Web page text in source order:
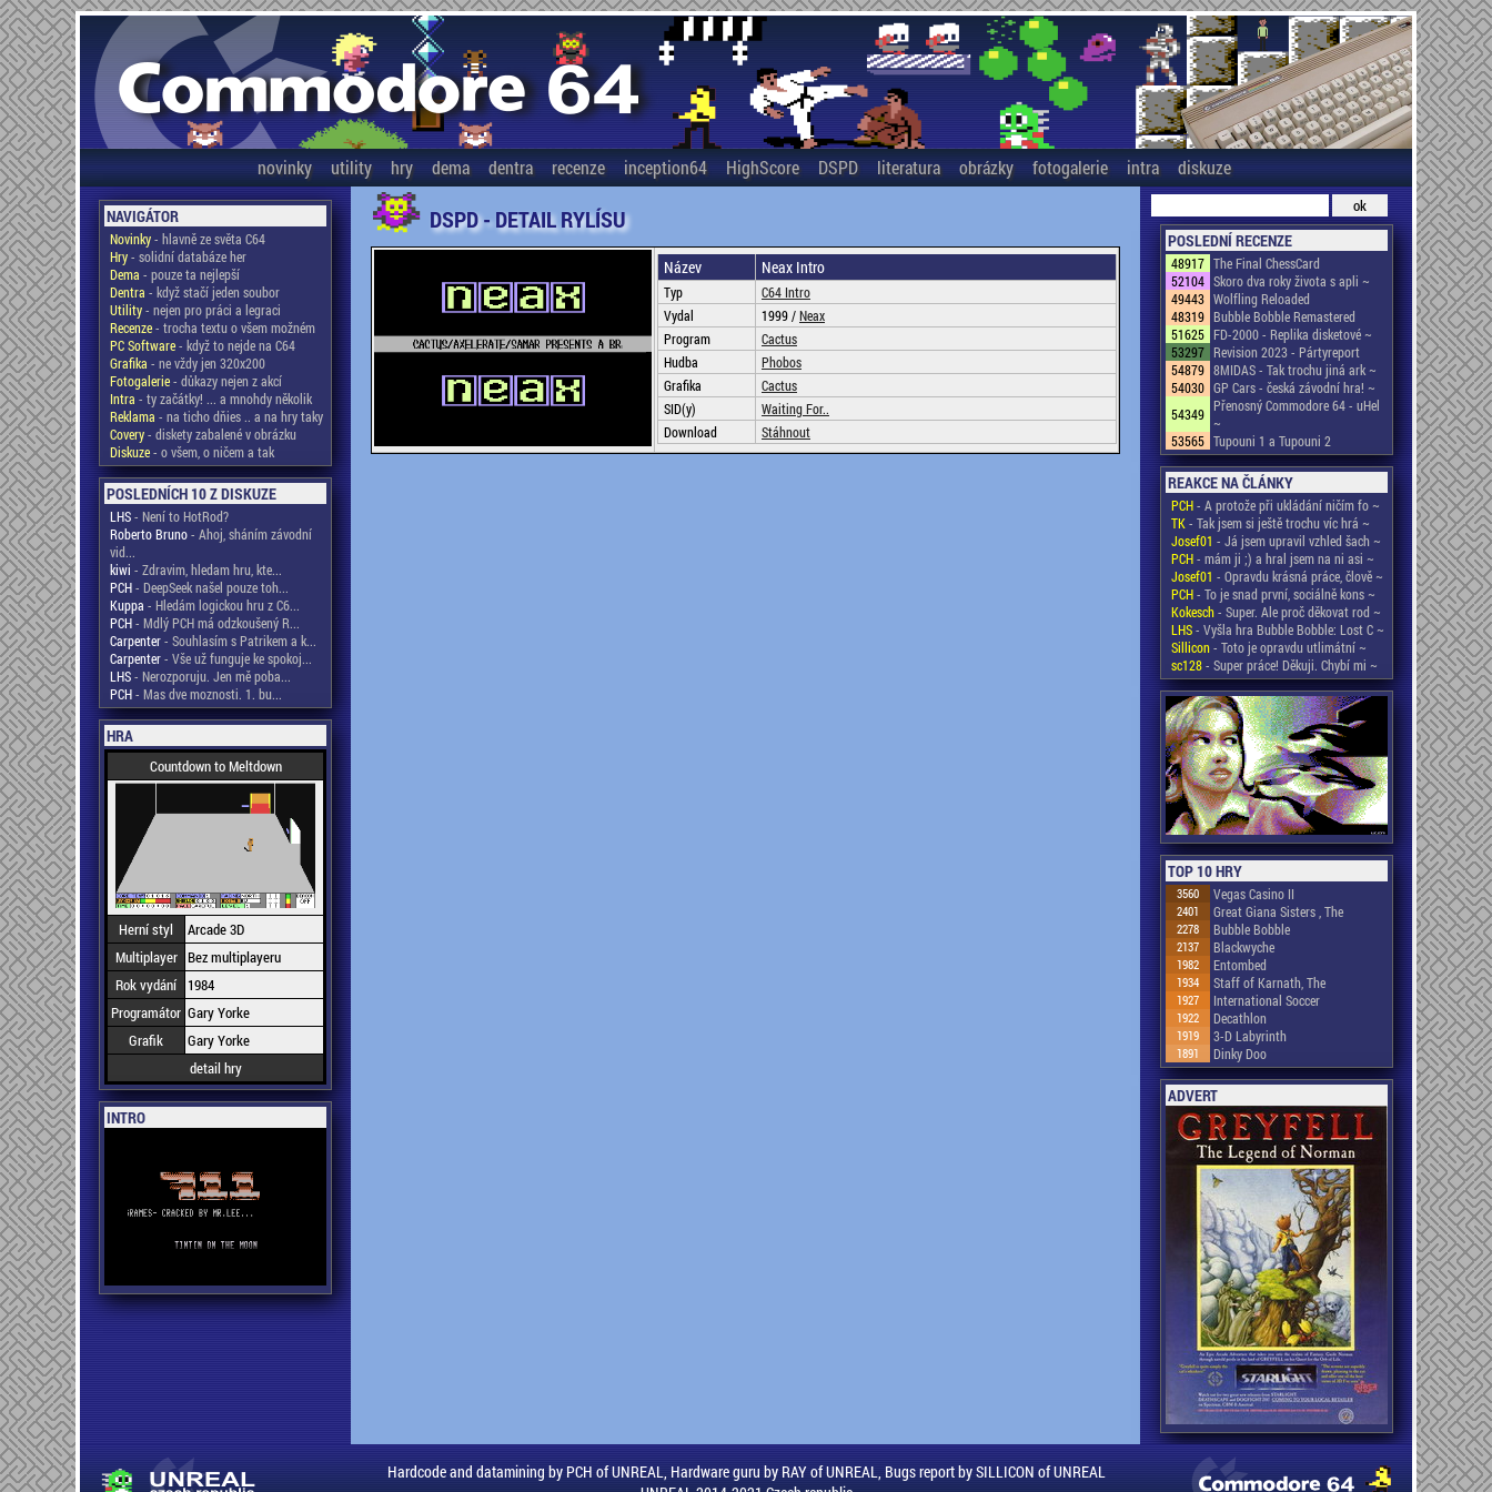
novinky utility hry dema dentra recenze inception64 HighScore DSPD literatura obrázky fotogalerie intra diskuze
NAVIGÁTOR
Novinky- hlavně ze světa C64
Hry- solidní databáze her
Dema - pouze ta nejlepší
Dentra - když stačí jeden soubor
Utility- nejen pro práci a legraci
Recenze- trocha textu o všem možném
PC Software- když to nejde na C64
Grafika - ne vždy jen 320x200
Fotogalerie- důkazy nejen z akcí
Intra - ty začátky! ... a mnohdy několik
Reklama - na ticho dňies .. a na hry taky
Covery- diskety zabalené v obrázku
Diskuze- o všem, o ničem a tak
POSLEDNÍCH 10 Z DISKUZE
LHS- Není to HotRod?
Roberto Bruno- Ahoj, sháním závodní
vid...
kiwi - Zdravim, hledam hru, kte...
PCH- DeepSeek našel pouze toh...
Kuppa - Hledám logickou hru z C6...
PCH- Mdlý PCH má odzkoušený R...
Carpenter- Souhlasím s Patrikem a k...
Carpenter- Vše už funguje ke spokoj...
LHS- Nerozporuju. Jen mě poba...
PCH- Mas dve moznosti. 1. bu...
HRA
Countdown to Meltdown
Herní styl
Arcade 3D
Multiplayer Bez multiplayeru
Rok vydání
1984
Programátor Gary Yorke
Grafik
Gary Yorke
detail hry
INTRO
DSPD - DETAIL RYLÍSU
Název Neax Intro
Typ
C64 Intro
Vydal
1999 /Neax
Program
Cactus
Hudba
Phobos
Grafika
Cactus
SID(y)
Waiting For..
Download
Stáhnout
POSLEDNÍ RECENZE
48917 The Final ChessCard
52104 Skoro dva roky života s apli ~
49443 Wolfling Reloaded
48319 Bubble Bobble Remastered
51625 FD-2000 - Replika disketové ~
53297 Revision 2023 - Pártyreport
54879 8MIDAS - Tak trochu jiná ark ~
54030 GP Cars - česká závodní hra! ~
54349 Přenosný Commodore 64 - uHel
~
53565 Tupouni 1 a Tupouni 2
REAKCE NA ČLÁNKY
PCH- A protože při ukládání ničím fo ~
TK- Tak jsem si ještě trochu víc hrá ~
Josef01 - Já jsem upravil vzhled šach ~
PCH- mám ji ;) a hral jsem na ni asi ~
Josef01 - Opravdu krásná práce, člově ~
PCH- To je snad první, sociálně kons ~
Kokesch- Super. Ale proč děkovat rod ~
LHS- Vyšla hra Bubble Bobble: Lost C ~
Sillicon- Toto je opravdu utlimátní ~
sc128- Super práce! Děkuji. Chybí mi ~
TOP 10 HRY
3560 Vegas Casino II
2401 Great Giana Sisters , The
2278 Bubble Bobble
2137 Blackwyche
1982 Entombed
1934 Staff of Karnath, The
1927 International Soccer
1922 Decathlon
1919 3-D Labyrinth
1891 Dinky Doo
ADVERT
Hardcode and datamining by PCH of UNREAL, Hardware guru by RAY of UNREAL, Bugs report by SILLICON of UNREAL